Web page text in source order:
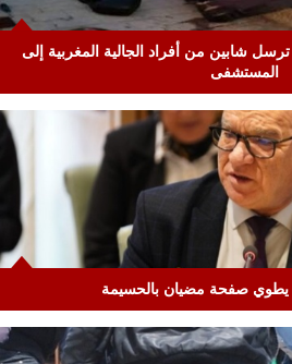
شابين من أفراد الجالية المغربية إلى
المستشفى
يطوي صفحة مضيان بالحسيمة